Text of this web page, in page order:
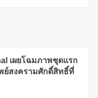
เผยโฉมภาพชุดแรก
ย์สงครามศักดิ์สิทธิ์ที่